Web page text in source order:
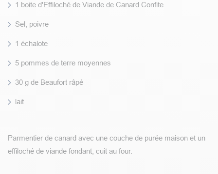
1 boite d'Effiloché de Viande de Canard Confite
Sel, poivre
1 échalote
5 pommes de terre moyennes
30 g de Beaufort râpé
lait
Parmentier de canard avec une couche de purée maison et un
effiloché de viande fondant, cuit au four.